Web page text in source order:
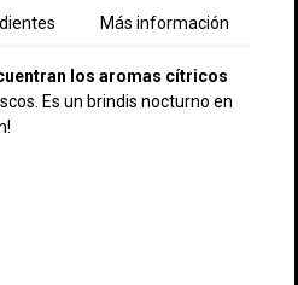
Más información
los aromas cítricos
Es un brindis nocturno en